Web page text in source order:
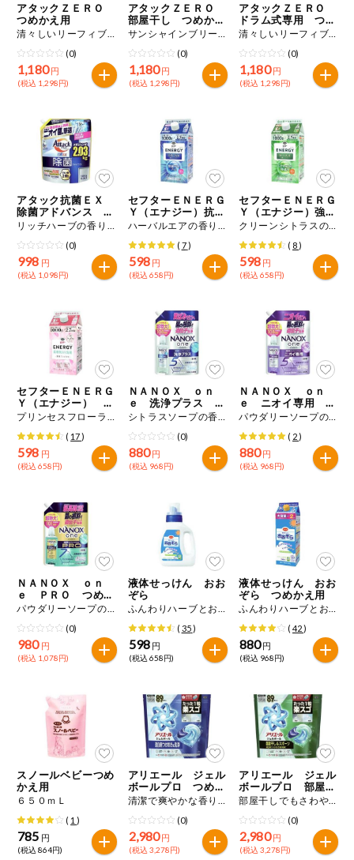
お問い合わせ
ペット
先着限定企画
スマート・ワ
ン注文
今週のお買い
コープ商品
今週の新登場
複数注文でお
ポイントがも
らえる！
お弁当用商品
ミールキット
組合員さんの
リクエスト
いいもんみっ
け
オーガニック
ベビー・キッ
ズ関連
サプリメン
ト・栄養補助
アレルゲン対
応
エシカル
アタックＺＥＲＯ
つめかえ用
清々しいリーフィブリーズの香り（微香） １０７０ｇ
(0)
1,180 円
(税込 1,298円)
アタックＺＥＲＯ
部屋干し つめかえ
用
サンシャインブリーズの香り（微香） １０７０ｇ
(0)
1,180 円
(税込 1,298円)
アタックＺＥＲＯ
ドラム式専用 つめ
かえ用
清々しいリーフィブリーズの香り（微香） １０７０ｇ
(0)
1,180 円
(税込 1,298円)
アタック抗菌ＥＸ
除菌アドバンス つ
めかえ用
リッチハーブの香り ２．０３ｋｇ
(0)
998 円
(税込 1,098円)
セフターＥＮＥＲＧ
Ｙ（エナジー）抗
菌・防臭 つめかえ ハーバルエアの香り １０００ｇ
( 7)
598 円
(税込 658円)
セフターＥＮＥＲＧ
Ｙ（エナジー）強力
洗浄 つめかえ用
クリーンシトラスの香り １０００ｇ
( 8)
598 円
(税込 658円)
セフターＥＮＥＲＧ
Ｙ（エナジー） 柔
軟剤入り濃縮洗剤プリンセスフローラルの香り １０００ｇ
( 17)
598 円
(税込 658円)
ＮＡＮＯＸ ｏｎ
ｅ 洗浄プラス つ
めかえ用
シトラスソープの香り １０８０ｇ
(0)
880 円
(税込 968円)
ＮＡＮＯＸ ｏｎ
ｅ ニオイ専用 つ
めかえ用
パウダリーソープの香り １０８０ｇ
( 2)
880円
(税込 968円)
ＮＡＮＯＸ ｏｎ
ｅ ＰＲＯ つめか
え用
パウダリーソープの香り １０１０ｇ
(0)
980 円
(税込 1,078円)
液体せっけん おお
ぞら
ふんわりハーブとお花の香り ８００ｍＬ
( 35)
598 円
(税込 658円)
液体せっけん おお
ぞら つめかえ用
ふんわりハーブとお花の香り １５００ｍＬ
( 42)
880円
(税込 968円)
スノールベビーつめ
かえ用
６５０ｍＬ
( 1 )
785 円
(税込 864円)
アリエール ジェル
ボールプロ つめか
え
清潔で爽やかな香り ８９個入り
(0)
2,980 円
(税込 3,278円)
アリエール ジェル
ボールプロ 部屋干
し用 つめかえ
部屋干しでもさわやかな香り ８９個入り
(0)
2,980 円
(税込 3,278円)